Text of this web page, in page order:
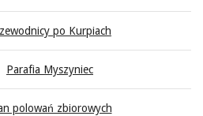
po Kurpiach
Parafia Myszyniec
polowań zbiorowych